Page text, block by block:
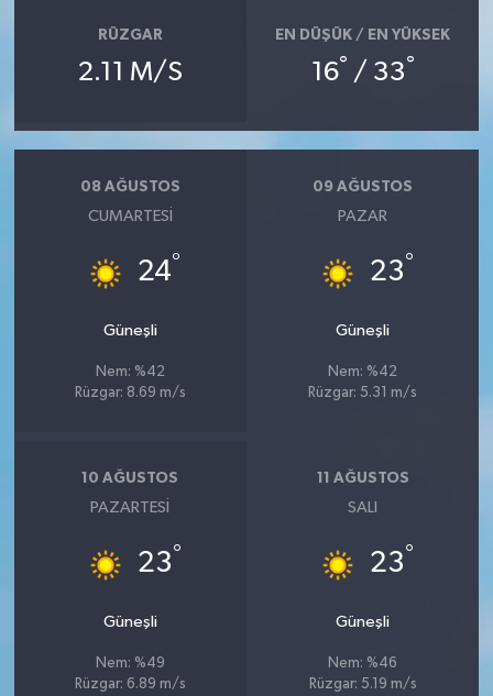
RÜZGAR
2.11 M/S
EN DÜŞÜK / EN YÜKSEK
16° / 33°
08 AĞUSTOS
CUMARTESI
24°
Güneşli
Nem: %42
Rüzgar: 8.69 m/s
09 AĞUSTOS
PAZAR
23°
Güneşli
Nem: %42
Rüzgar: 5.31 m/s
10 AĞUSTOS
PAZARTESI
23°
Güneşli
Nem: %49
Rüzgar: 6.89 m/s
11 AĞUSTOS
SALI
23°
Güneşli
Nem: %46
Rüzgar: 5.19 m/s